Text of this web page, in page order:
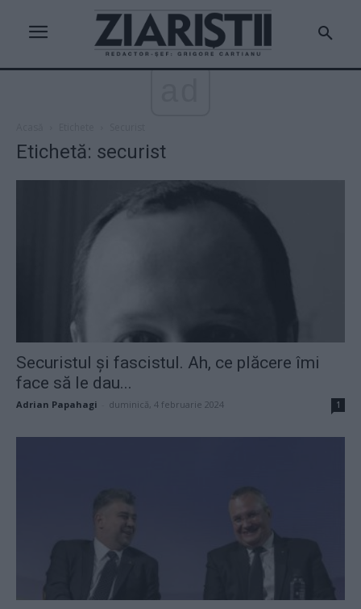
Etichetă: securist
Securistul și fascistul. Ah, ce plăcere îmi
face să le dau...
Adrian Papahagi duminică, 4 februarie 2024 1